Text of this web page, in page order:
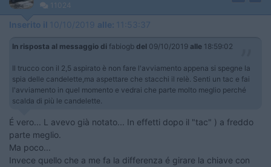
11024
Inserito il 10/10/2019 alle: 11:53:37
In risposta al messaggio di fabiogb del 09/10/2019 alle 18:59:02
Il trucco con il 2,5 aspirato è non fare l'avviamento appena si spegne la
spia delle candelette,ma aspettare che stacchi il relè. Senti un tac e fai
l'avviamento in quel momento e vedrai che parte molto meglio perché
scalda di più le candelette.
É vero... L avevo già notato... In effetti dopo il "tac" ) a freddo
parte meglio.
Ma poco...
Invece quello che a me fa la differenza é girare la chiave con